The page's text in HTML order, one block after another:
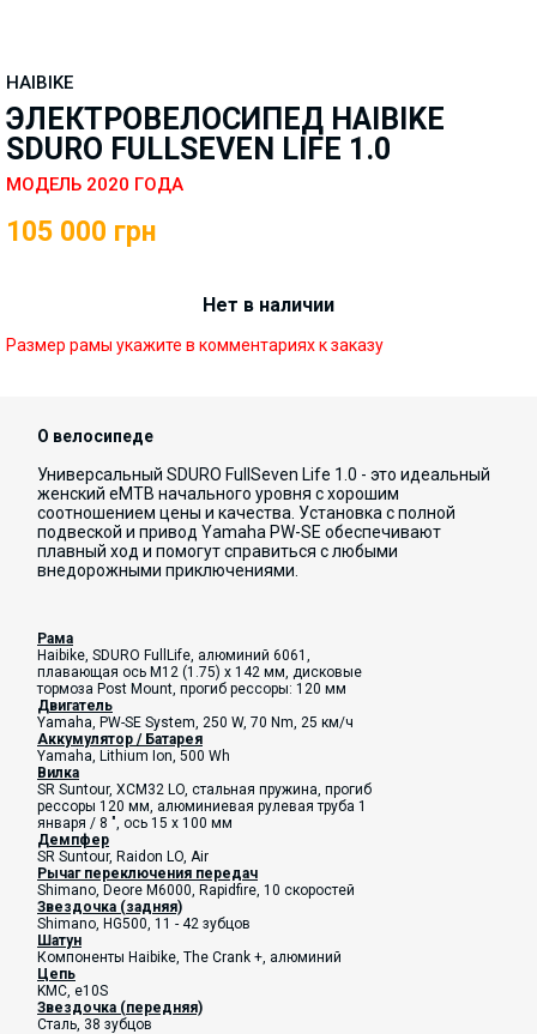
HAIBIKE
ЭЛЕКТРОВЕЛОСИПЕД HAIBIKE
SDURO FULLSEVEN LIFE 1.0
МОДЕЛЬ 2020 ГОДА
105 000 грн
Нет в наличии
Размер рамы укажите в комментариях к заказу
О велосипеде
Универсальный SDURO FullSeven Life 1.0 - это идеальный
женский eMTB начального уровня с хорошим
соотношением цены и качества. Установка с полной
подвеской и привод Yamaha PW-SE обеспечивают
плавный ход и помогут справиться с любыми
внедорожными приключениями.
Рама
Haibike, SDURO FullLife, алюминий 6061,
плавающая ось M12 (1.75) x 142 мм, дисковые
тормоза Post Mount, прогиб рессоры: 120 мм
Двигатель
Yamaha, PW-SE System, 250 W, 70 Nm, 25 км/ч
Аккумулятор / Батарея
Yamaha, Lithium Ion, 500 Wh
Вилка
SR Suntour, XCM32 LO, стальная пружина, прогиб
рессоры 120 мм, алюминиевая рулевая труба 1
января / 8 ", ось 15 x 100 мм
Демпфер
SR Suntour, Raidon LO, Air
Рычаг переключения передач
Shimano, Deore M6000, Rapidfire, 10 скоростей
Звездочка (задняя)
Shimano, HG500, 11 - 42 зубцов
Шатун
Компоненты Haibike, The Crank +, алюминий
Цепь
KMC, e10S
Звездочка (передняя)
Сталь, 38 зубцов